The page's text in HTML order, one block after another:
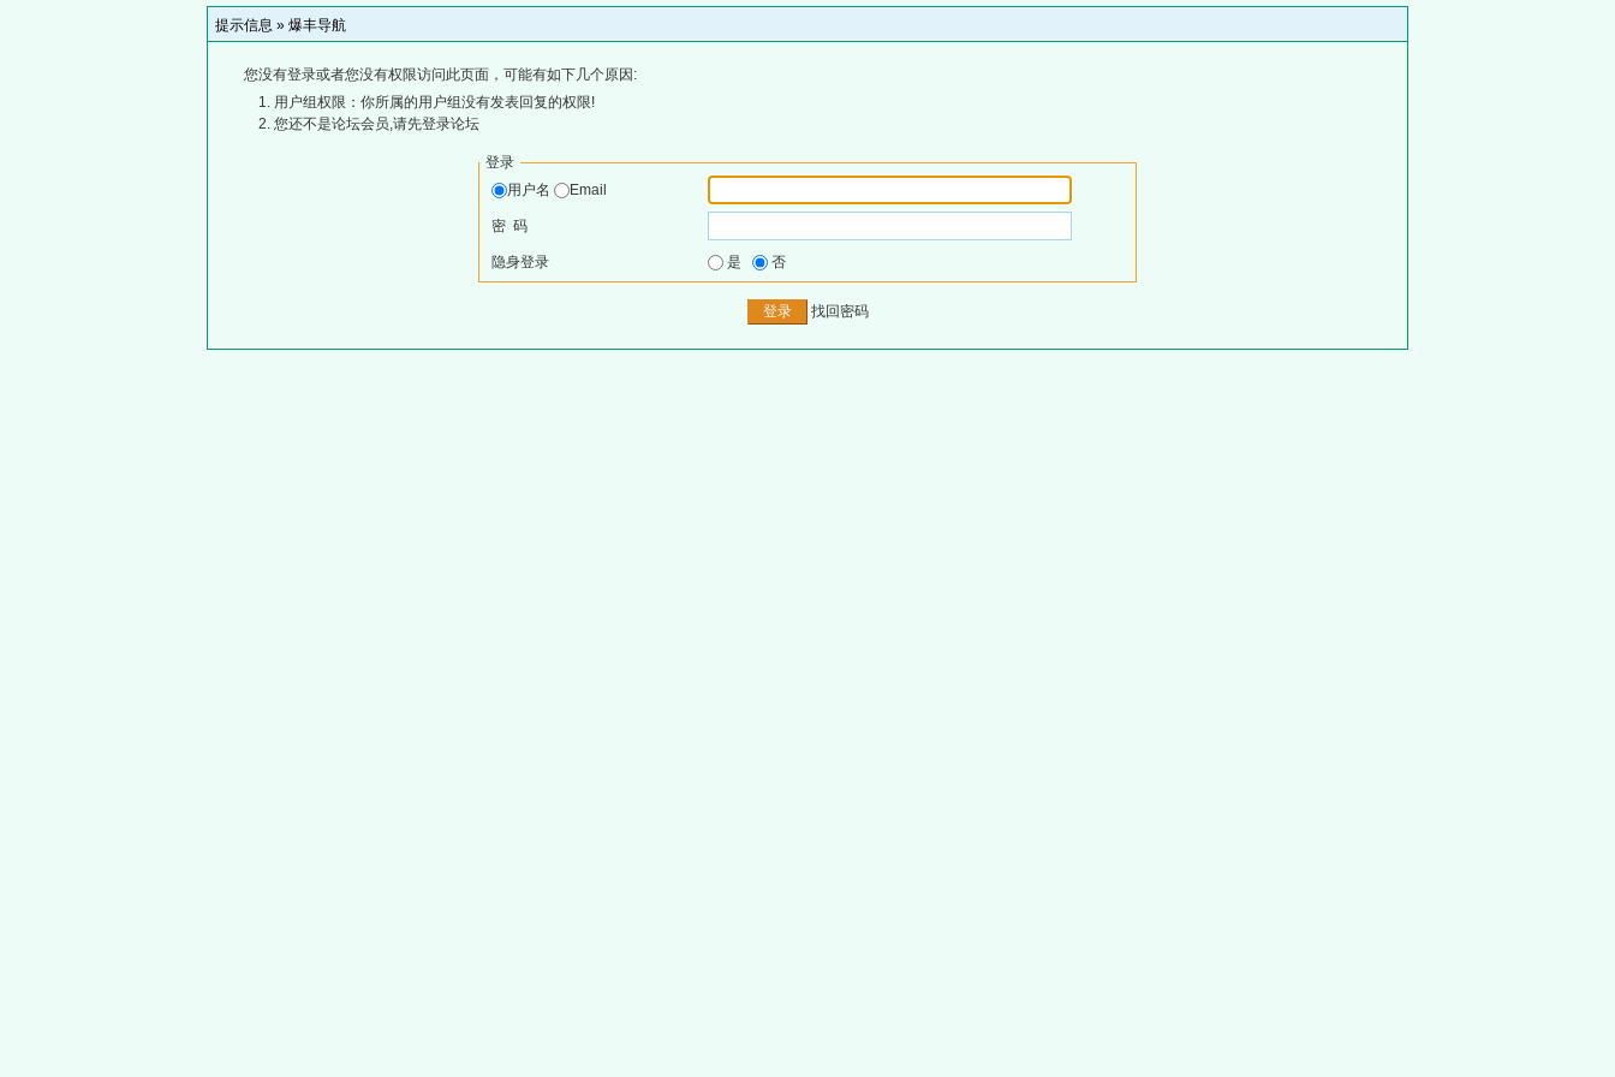
提示信息 » 爆丰导航
您没有登录或者您没有权限访问此页面，可能有如下几个原因:
用户组权限：你所属的用户组没有发表回复的权限!
您还不是论坛会员,请先登录论坛
登录
用户名
Email
密 码
隐身登录 是 否
找回密码